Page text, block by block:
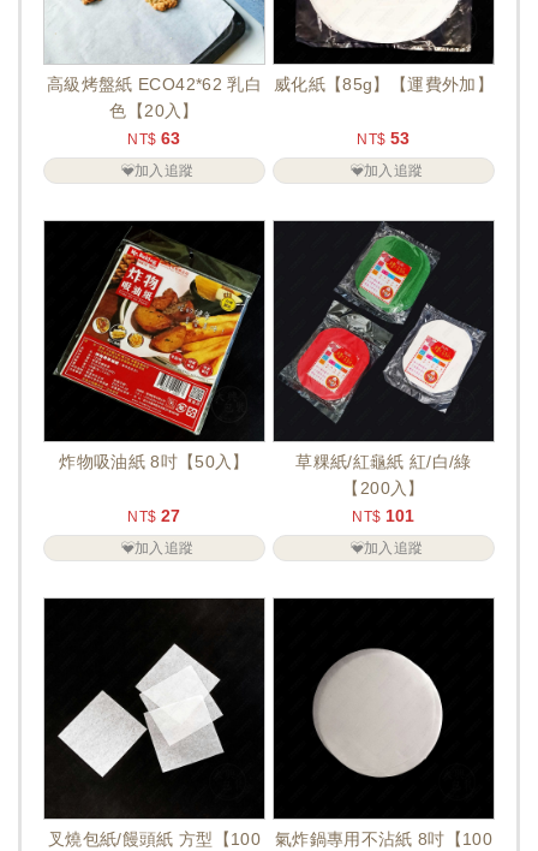
高級烤盤紙 ECO42*62 乳白
色【20入】
NT$ 63
加入追蹤
威化紙【85g】【運費外加】
NT$ 53
加入追蹤
炸物吸油紙 8吋【50入】
NT$ 27
加入追蹤
草粿紙/紅龜紙 紅/白/綠
【200入】
NT$ 101
加入追蹤
叉燒包紙/饅頭紙 方型【100
氣炸鍋專用不沾紙 8吋【100